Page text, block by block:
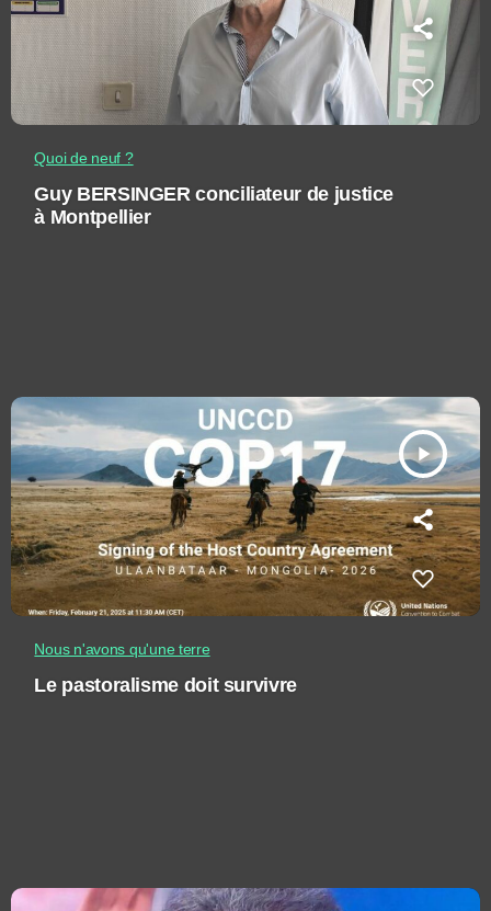
Quoi de neuf ?
Guy BERSINGER conciliateur de justice
à Montpellier
play_arrow
Nous n'avons qu'une terre
Le pastoralisme doit survivre